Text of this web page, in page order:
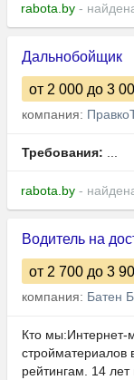
rabota.by -
Дальнобойщик
от 2 000 до 3
компания:
Требования: ...
rabota.by -
Водитель на
от 2 700 до 3
компания: Батен
Кто мы:Интернет-
стройматериалов
рейтингам. 14